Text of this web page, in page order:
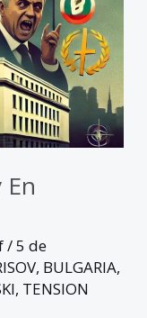
/5 de
, BULGARIA,
, TENSION